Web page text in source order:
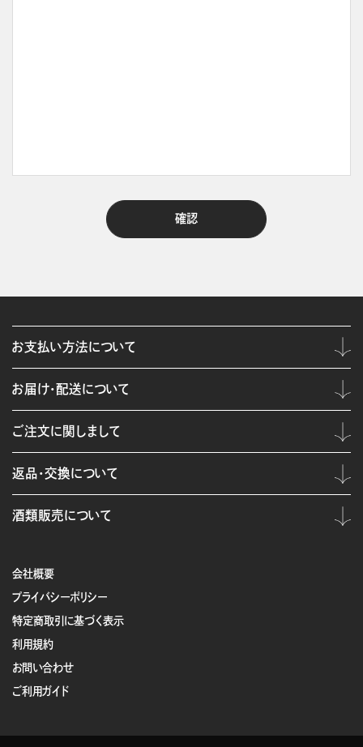
会社概要
プライバシーポリシー
特定商取引に基づく表示
利用規約
お問い合わせ
ご利用ガイド
お支払い方法について
お届け・配送について
ご注文に関しまして
返品・交換について
酒類販売について